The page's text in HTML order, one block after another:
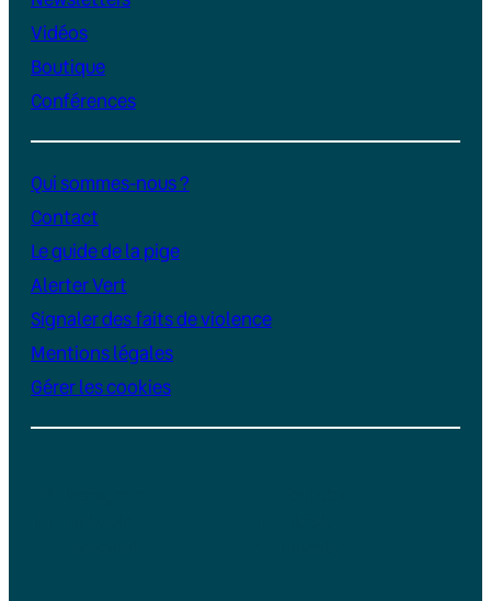
Vidéos
Boutique
Conférences
Qui sommes-nous ?
Contact
Le guide de la pige
Alerter Vert
Signaler des faits de violence
Mentions légales
Gérer les cookies